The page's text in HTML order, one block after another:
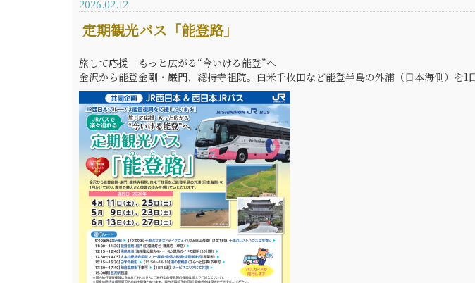
2026.02.12
定期観光バス「能登路」
旅して応援 もっと広がる“今いける能登”へ
金沢から能登金剛・巌門、總持寺祖院。白米千枚田など能登半島の外浦（日本海側）を1